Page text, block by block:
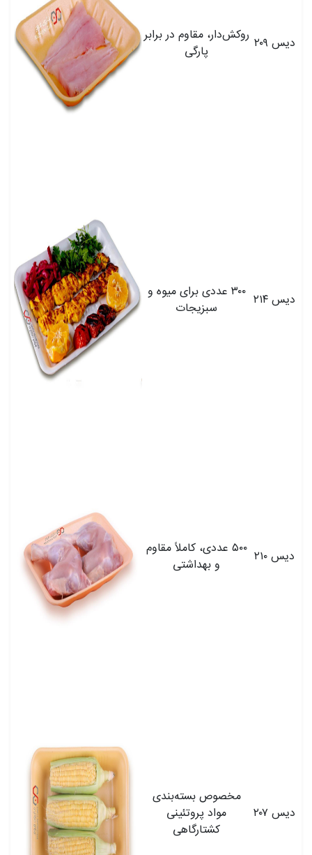
دیس ۲۰۹
روکش‌دار، مقاوم در برابر
پارگی
دیس ۲۱۴
۳۰۰ عددی برای میوه و
سبزیجات
دیس ۲۱۰
۵۰۰ عددی، کاملاً مقاوم
و بهداشتی
دیس ۲۰۷
مخصوص بسته‌بندی
مواد پروتئینی
کشتارگاهی